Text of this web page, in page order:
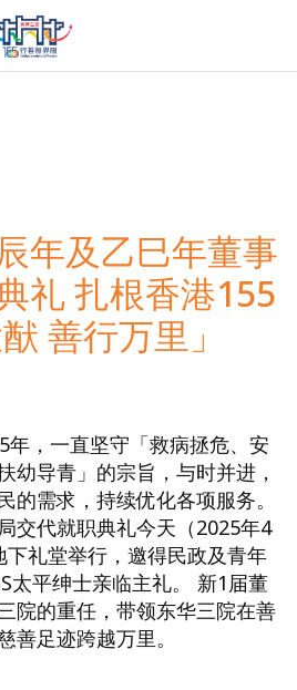
年及乙巳年董事
礼 扎根香港155
善行万里」
年，一直坚守「救病拯危、安
幼导青」的宗旨，与时并进，
的需求，持续优化各项服务。
交代就职典礼今天（2025年4
下礼堂举行，邀得民政及青年
太平绅士亲临主礼。 新1届董
院的重任，带领东华三院在善
善足迹跨越万里。